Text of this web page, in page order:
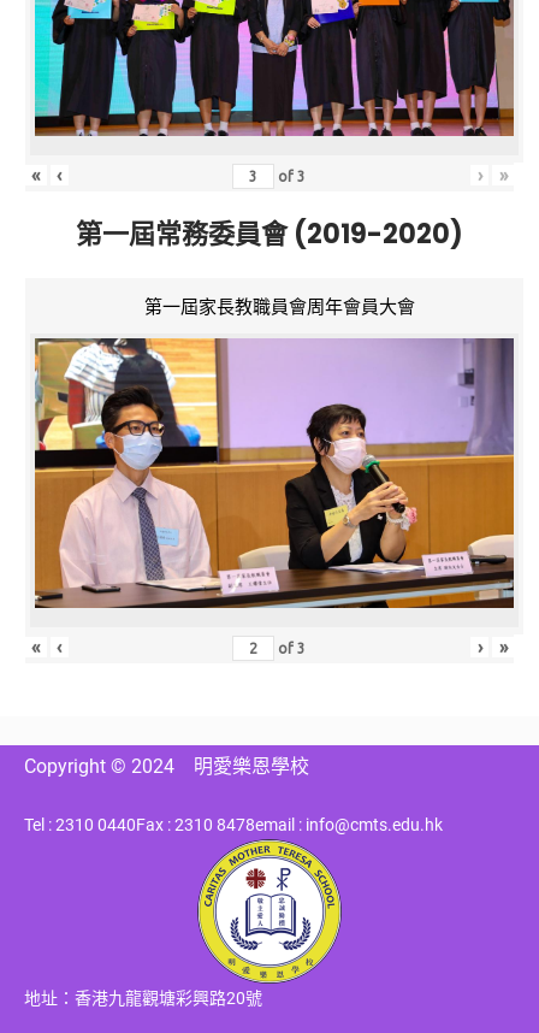
« ‹ of3 › »
第一屆常務委員會 (2019-2020)
第一屆家長教職員會周年會員大會
« ‹ of3 › »
Copyright © 2024 明愛樂恩學校
Tel : 2310 0440Fax : 2310 8478email : info@cmts.edu.hk
地址：香港九龍觀塘彩興路20號